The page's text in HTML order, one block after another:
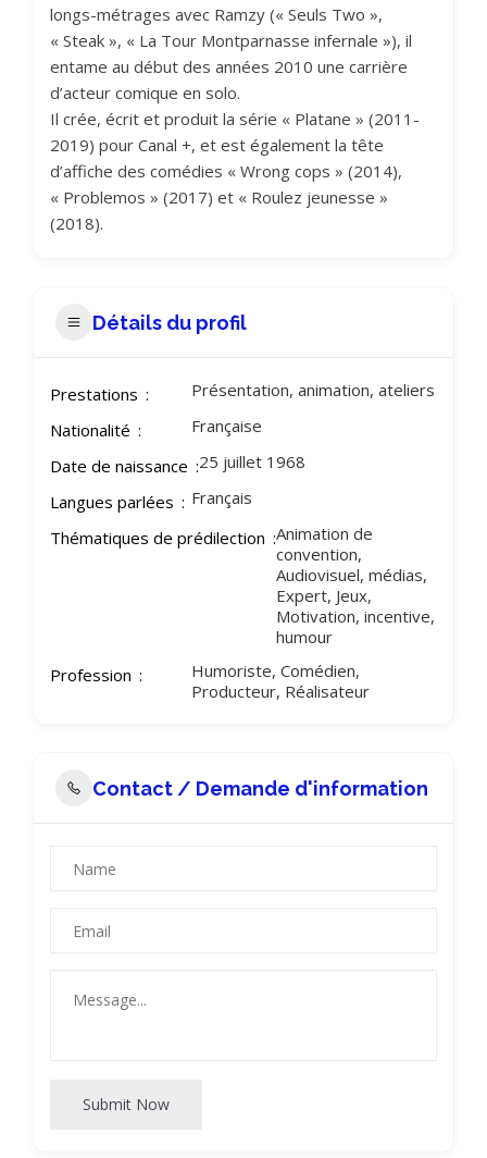
longs-métrages avec Ramzy (« Seuls Two »,
« Steak », « La Tour Montparnasse infernale »), il
entame au début des années 2010 une carrière
d’acteur comique en solo.
Il crée, écrit et produit la série « Platane » (2011-
2019) pour Canal +, et est également la tête
d’affiche des comédies « Wrong cops » (2014),
« Problemos » (2017) et « Roulez jeunesse »
(2018).
Détails du profil
Prestations
Présentation, animation, ateliers
Nationalité
Française
Date de naissance 25 juillet 1968
Langues parlées
Français
Thématiques de prédilection Animation de
convention,
Audiovisuel, médias,
Expert, Jeux,
Motivation, incentive,
humour
Profession
Humoriste, Comédien,
Producteur, Réalisateur
Contact / Demande d'information
Submit Now